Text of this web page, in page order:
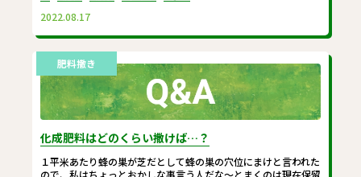
2022.08.17
肥料撒き
化成肥料はどのくらい撒けば…？
１平米あたり蜂の巣が芝だとして蜂の巣の穴位にまけと言われた
ので、私はちょっとおかしな事言う人だな～とまくのは現在保留